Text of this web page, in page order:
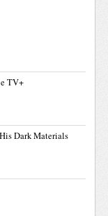
TV+
Dark Materials